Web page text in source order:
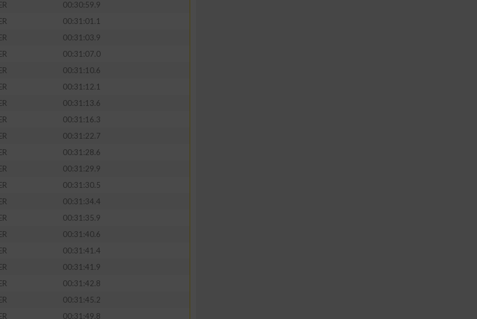
00:30:59.9
00:31:01.1
00:31:03.9
00:31:07.0
00:31:10.6
00:31:12.1
00:31:13.6
00:31:16.3
00:31:22.7
00:31:28.6
00:31:29.9
00:31:30.5
00:31:34.4
00:31:35.9
00:31:40.6
00:31:41.4
00:31:41.9
00:31:42.8
00:31:45.2
00:31:49.8